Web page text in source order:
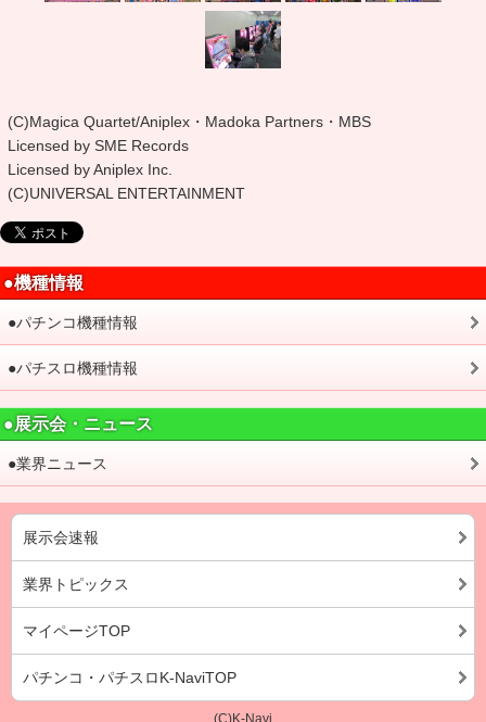
(C)Magica Quartet/Aniplex・Madoka Partners・MBS
Licensed by SME Records
Licensed by Aniplex Inc.
(C)UNIVERSAL ENTERTAINMENT
●機種情報
●パチンコ機種情報
●パチスロ機種情報
●展示会・ニュース
●業界ニュース
展示会速報
業界トピックス
マイページTOP
パチンコ・パチスロK-NaviTOP
(C)K-Navi